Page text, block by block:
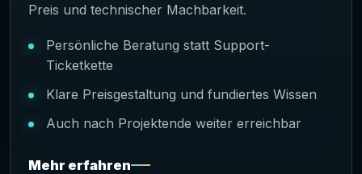
Preis und technischer Machbarkeit.
Persönliche Beratung statt Support-
Ticketkette
Klare Preisgestaltung und fundiertes Wissen
Auch nach Projektende weiter erreichbar
Mehr erfahren